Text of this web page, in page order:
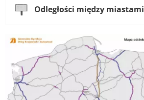
Odległości między miastami